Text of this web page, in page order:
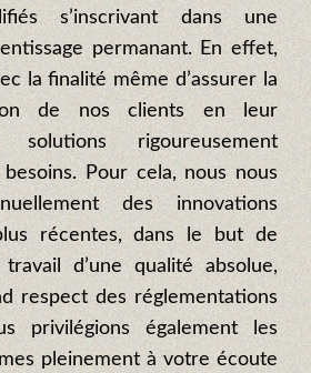
s’inscrivant dans une
permanant. En effet,
la finalité même d’assurer la
de nos clients en leur
solutions rigoureusement
Pour cela, nous nous
des innovations
récentes, dans le but de
d’une qualité absolue,
respect des réglementations
privilégions également les
pleinement à votre écoute